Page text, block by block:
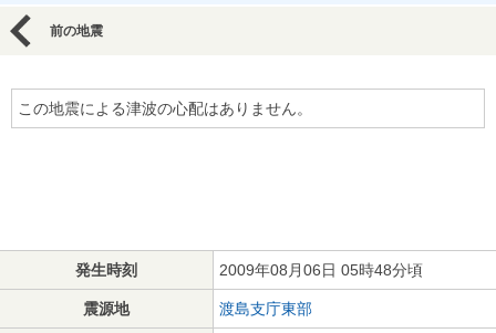
前の地震
この地震による津波の心配はありません。
発生時刻 2009年08月06日 05時48分頃
震源地 渡島支庁東部